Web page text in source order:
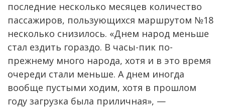
последние несколько месяцев количество
пассажиров, пользующихся маршрутом №18
несколько снизилось. «Днем народ меньше
стал ездить гораздо. В часы-пик по-
прежнему много народа, хотя и в это время
очереди стали меньше. А днем иногда
вообще пустыми ходим, хотя в прошлом
году загрузка была приличная», —